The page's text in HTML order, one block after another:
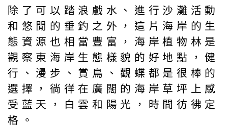
除了可以踏浪戲水、進行沙灘活動
和悠閒的垂釣之外，這片海岸的生
態資源也相當豐富，海岸植物林是
觀察東海岸生態樣貌的好地點，健
行、漫步、賞鳥、觀蝶都是很棒的
選擇，徜徉在廣闊的海岸草坪上感
受藍天，白雲和陽光，時間彷彿定
格。